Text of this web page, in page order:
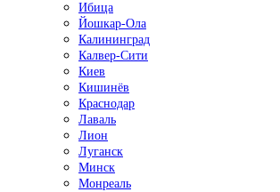
Ибица
Йошкар-Ола
Калининград
Калвер-Сити
Киев
Кишинёв
Краснодар
Лаваль
Лион
Луганск
Минск
Монреаль